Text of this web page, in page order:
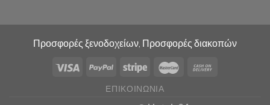
Προσφορές ξενοδοχείων, Προσφορές διακοπών
ΕΠΙΚΟΙΝΩΝΊΑ